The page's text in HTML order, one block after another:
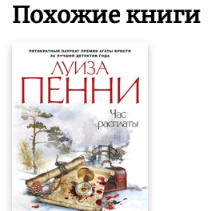
Похожие книги